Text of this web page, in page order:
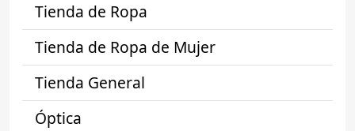
Tienda de Ropa
Tienda de Ropa de Mujer
Tienda General
Óptica